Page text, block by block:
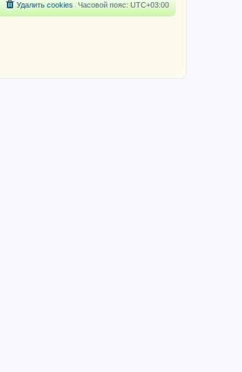
Часовой пояс: UTC+03:00
Удалить cookies